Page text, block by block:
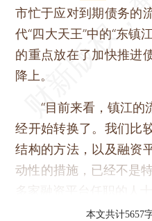
市忙于应对到期债务的
代“四大天王”中的“东镇
的重点放在了加快推进
降上。
“目前来看，镇江的
经开始转换了。我们比
结构的方法，以及融资
动性的措施，已经不是
多家融资平台任职的人
本文共计5657